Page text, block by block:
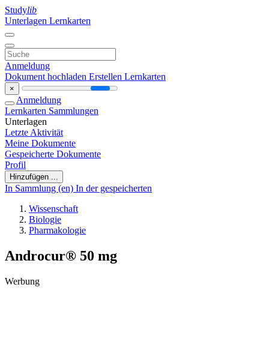
Studylib
Unterlagen Lernkarten
Anmeldung
Dokument hochladen Erstellen Lernkarten
×
Anmeldung
Lernkarten Sammlungen
Unterlagen
Letzte Aktivität
Meine Dokumente
Gespeicherte Dokumente
Profil
Hinzufügen ...
In Sammlung (en) In der gespeicherten
Wissenschaft
Biologie
Pharmakologie
Androcur® 50 mg
Werbung